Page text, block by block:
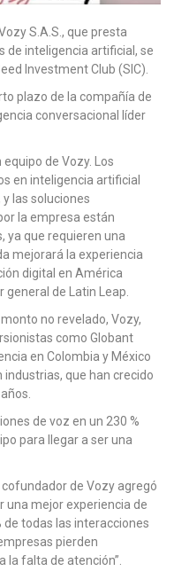
S.A.S., que presta
de inteligencia artificial, se
Investment Club (SIC).
plazo de la compañía de
conversacional líder
de Vozy. Los
en inteligencia artificial
las soluciones
la empresa están
ya que requieren una
mejorará la experiencia
digital en América
general de Latin Leap.
no revelado, Vozy,
como Globant
en Colombia y México
que han crecido
de voz en un 230 %
para llegar a ser una
de Vozy agregó
una mejor experiencia de
de todas las interacciones
pierden
la falta de atención”.